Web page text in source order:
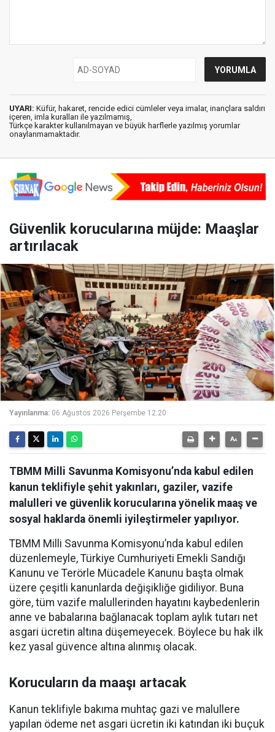
UYARI: Küfür, hakaret, rencide edici cümleler veya imalar, inançlara saldırı
içeren, imla kuralları ile yazılmamış,
Türkçe karakter kullanılmayan ve büyük harflerle yazılmış yorumlar
onaylanmamaktadır.
Güvenlik korucularına müjde: Maaşlar
artırılacak
Yayınlanma: 06 Ağustos 2026 Perşembe 12:20
TBMM Milli Savunma Komisyonu’nda kabul edilen
kanun teklifiyle şehit yakınları, gaziler, vazife
malulleri ve güvenlik korucularına yönelik maaş ve
sosyal haklarda önemli iyileştirmeler yapılıyor.
TBMM Milli Savunma Komisyonu’nda kabul edilen
düzenlemeyle, Türkiye Cumhuriyeti Emekli Sandığı
Kanunu ve Terörle Mücadele Kanunu başta olmak
üzere çeşitli kanunlarda değişikliğe gidiliyor. Buna
göre, tüm vazife malullerinden hayatını kaybedenlerin
anne ve babalarına bağlanacak toplam aylık tutarı net
asgari ücretin altına düşemeyecek. Böylece bu hak ilk
kez yasal güvence altına alınmış olacak.
Korucuların da maaşı artacak
Kanun teklifiyle bakıma muhtaç gazi ve malullere
yapılan ödeme net asgari ücretin iki katından iki buçuk